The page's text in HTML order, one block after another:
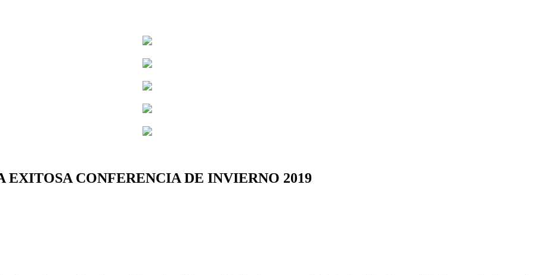
CONFERENCIA DE INVIERNO 2019